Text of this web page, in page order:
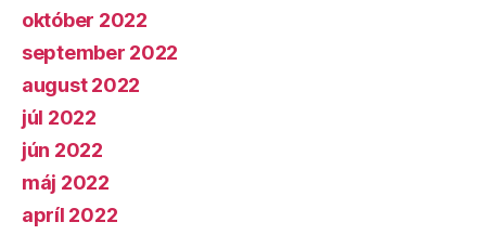
október 2022
september 2022
august 2022
júl 2022
jún 2022
máj 2022
apríl 2022